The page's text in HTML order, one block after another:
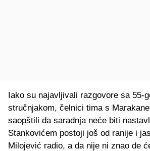
Iako su najavljivali razgovore sa 55-
stručnjakom, čelnici tima s
saopštili da saradnja neće biti
Stankovićem postoji još od ranije i
Milojević radio, a da nije ni znao de